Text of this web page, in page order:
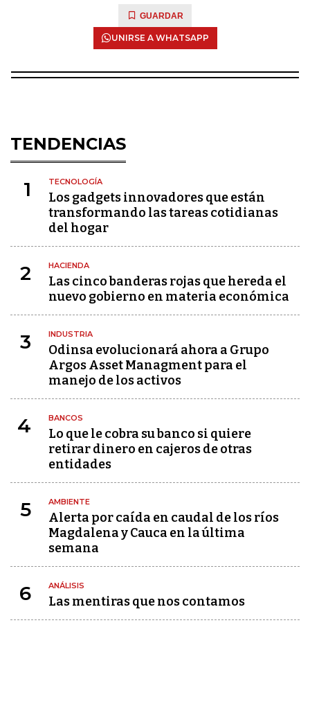
GUARDAR
UNIRSE A WHATSAPP
TENDENCIAS
1 TECNOLOGÍA
Los gadgets innovadores que están
transformando las tareas cotidianas
del hogar
2 HACIENDA
Las cinco banderas rojas que hereda el
nuevo gobierno en materia económica
3 INDUSTRIA
Odinsa evolucionará ahora a Grupo
Argos Asset Managment para el
manejo de los activos
4 BANCOS
Lo que le cobra su banco si quiere
retirar dinero en cajeros de otras
entidades
5 AMBIENTE
Alerta por caída en caudal de los ríos
Magdalena y Cauca en la última
semana
6 ANÁLISIS
Las mentiras que nos contamos